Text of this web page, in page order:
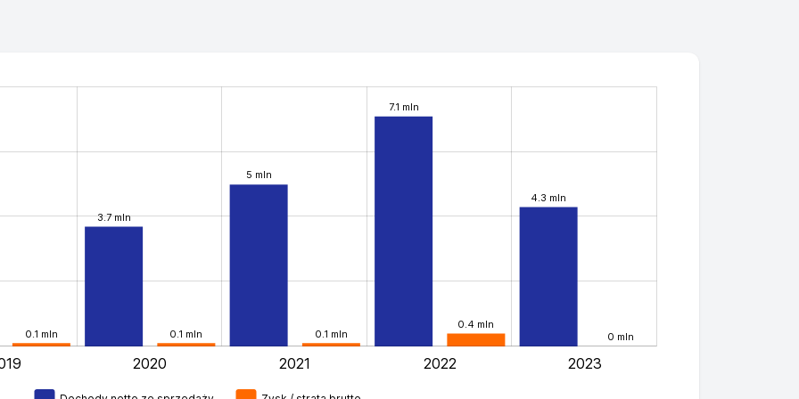
3.7 mln
5 mln
7.1 mln
4.3 mln
0.1 mln 0.1 mln 0.1 mln
0.4 mln
0 mln
2020 2021 2022 2023